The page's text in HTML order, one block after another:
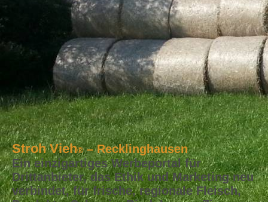
Stroh Vieh®– Recklinghausen
Ein einzigartiges Werbeportal für
Drittanbieter, das Ethik und Marketing neu
verbindet, für frische, regionale Fleisch,